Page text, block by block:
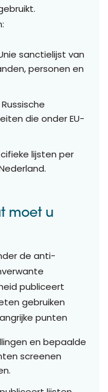
sanctielijst van
personen en
die onder EU-
lijsten per
moet u
de anti-
publiceert
gebruiken
punten
en bepaalde
screenen